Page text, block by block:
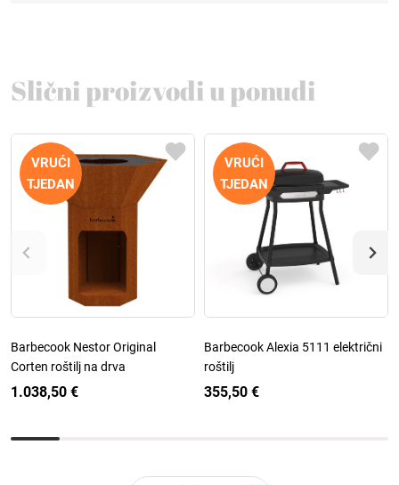
Slični proizvodi u ponudi
VRUĆI
TJEDAN
Barbecook Nestor Original
Corten roštilj na drva
1.038,50 €
VRUĆI
TJEDAN
Barbecook Alexia 5111 električni
roštilj
355,50 €